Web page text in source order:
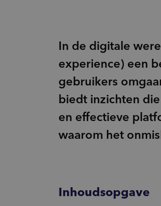
pie_chart Marktpotentie
sign_languageUsage & Attitude
In de digitale
experience) een
gebruikers
biedt inzichten
en effectieve
waarom het
Inhoudsopgave